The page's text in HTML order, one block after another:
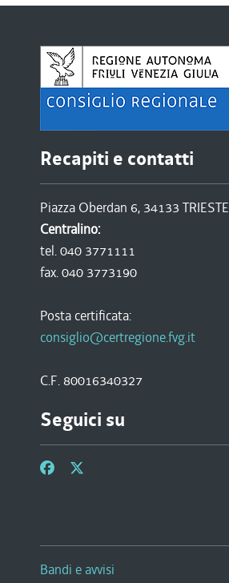
Recapiti e contatti
Piazza Oberdan 6, 34133 TRIESTE
Centralino:
tel. 040 3771111
fax. 040 3773190
Posta certificata:
consiglio@certregione.fvg.it
C.F. 80016340327
Seguici su
Bandi e avvisi